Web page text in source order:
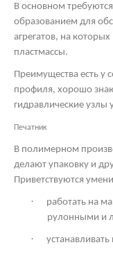
В основном
образованием для
агрегатов, на
пластмассы.
Преимущества есть у
профиля, хорошо
гидравлические узлы
Печатник
В полимерном
делают упаковку и
Приветствуются
·
работать на
рулонными и
·